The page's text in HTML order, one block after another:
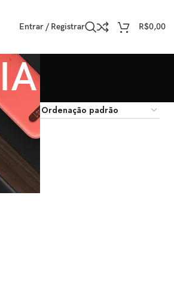
Entrar / Registrar R$0,00